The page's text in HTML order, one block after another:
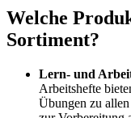
Welche
Sortiment?
Lern- und
Arbeitshefte
Übungen zu